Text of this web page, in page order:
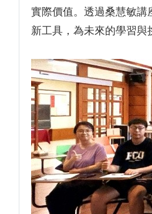
實際價值。透過桑慧敏
新工具，為未來的學習與